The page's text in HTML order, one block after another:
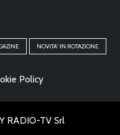
NOVITA' IN ROTAZIONE
Policy
RADIO-TV Srl